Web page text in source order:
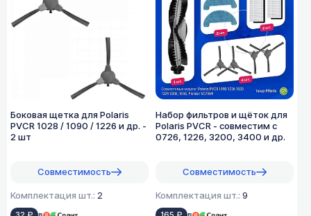
Боковая щетка для Polaris
PVCR 1028 / 1090 / 1226 и др. -
2 шт
Совместимость
Комплектация шт.: 2
Набор фильтров и щёток для
Polaris PVCR - совместим с
0726, 1226, 3200, 3400 и др.
Совместимость
Комплектация шт.: 9